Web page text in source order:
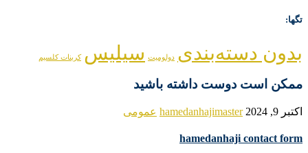
تگها:
بدون دسته‌بندی دولومیت سیلیس کربنات کلسیم
ممکن است دوست داشته باشید
اکتبر 9, 2024 hamedanhajimaster عمومی
hamedanhaji contact form